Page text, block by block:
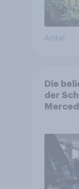
Artikel
Die
der